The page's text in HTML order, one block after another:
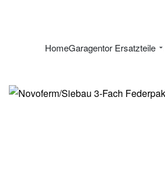
HomeGaragentor Ersatzteile